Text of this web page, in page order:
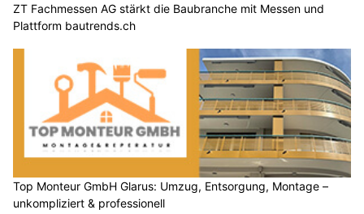
ZT Fachmessen AG stärkt die Baubranche mit Messen und
Plattform bautrends.ch
Top Monteur GmbH Glarus: Umzug, Entsorgung, Montage –
unkompliziert & professionell